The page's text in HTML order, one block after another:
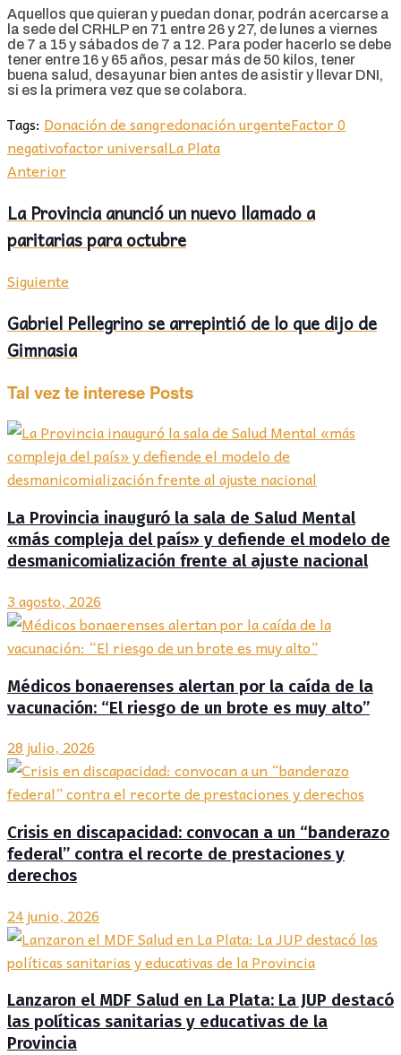
Aquellos que quieran y puedan donar, podrán acercarse a
la sede del CRHLP en 71 entre 26 y 27, de lunes a viernes
de 7 a 15 y sábados de 7 a 12. Para poder hacerlo se debe
tener entre 16 y 65 años, pesar más de 50 kilos, tener
buena salud, desayunar bien antes de asistir y llevar DNI,
si es la primera vez que se colabora.
Tags: Donación de sangredonación urgenteFactor 0
negativofactor universalLa Plata
Anterior
La Provincia anunció un nuevo llamado a
paritarias para octubre
Siguiente
Gabriel Pellegrino se arrepintió de lo que dijo de
Gimnasia
Tal vez te interese Posts
La Provincia inauguró la sala de Salud Mental
«más compleja del país» y defiende el modelo de
desmanicomialización frente al ajuste nacional
3 agosto, 2026
Médicos bonaerenses alertan por la caída de la
vacunación: “El riesgo de un brote es muy alto”
28 julio, 2026
Crisis en discapacidad: convocan a un “banderazo
federal” contra el recorte de prestaciones y
derechos
24 junio, 2026
Lanzaron el MDF Salud en La Plata: La JUP destacó
las políticas sanitarias y educativas de la
Provincia